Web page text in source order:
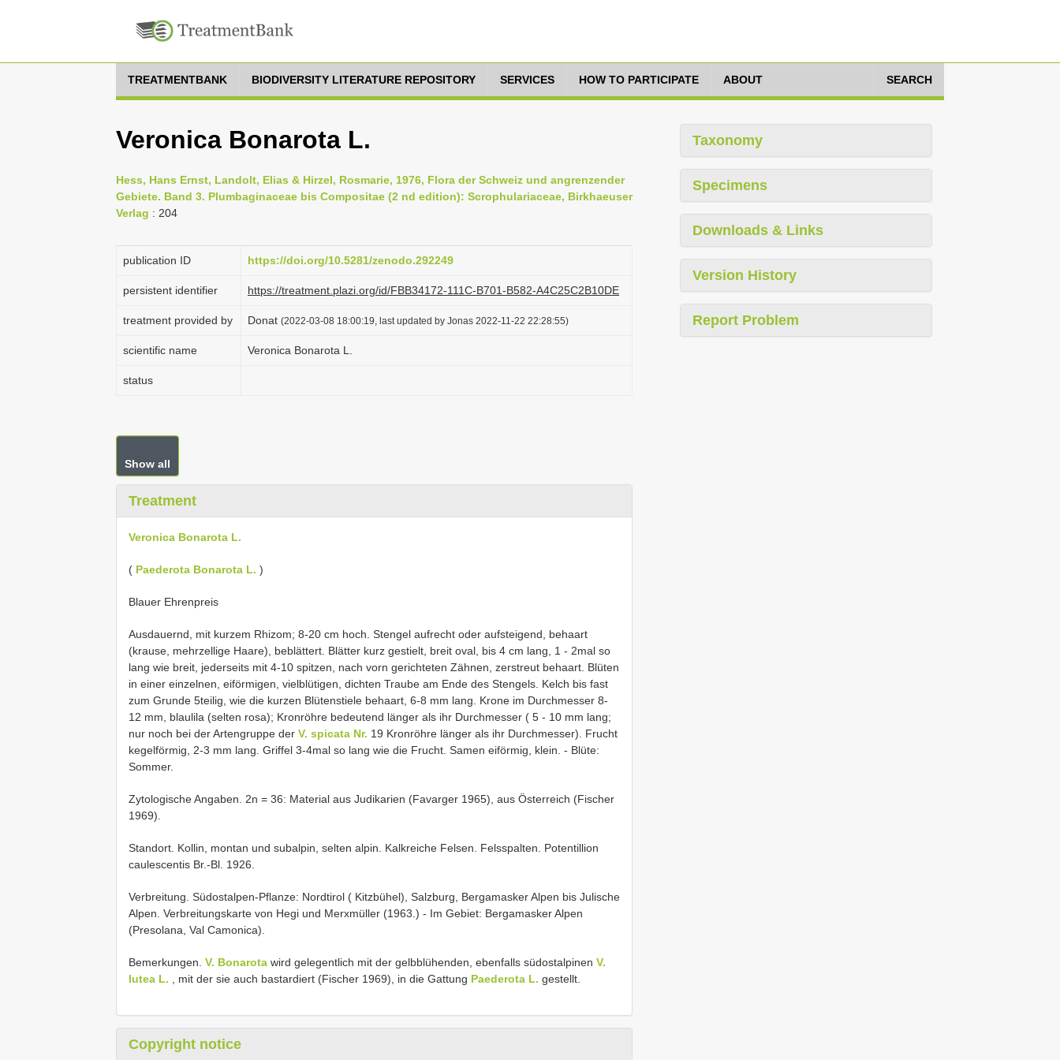
TREATMENTBANK BIODIVERSITY LITERATURE REPOSITORY SERVICES HOW TO PARTICIPATE ABOUT SEARCH
Veronica Bonarota L.
Hess, Hans Ernst, Landolt, Elias & Hirzel, Rosmarie, 1976, Flora der Schweiz und angrenzender
Gebiete. Band 3. Plumbaginaceae bis Compositae (2 nd edition): Scrophulariaceae, Birkhaeuser
Verlag : 204
publication ID https://doi.org/10.5281/zenodo.292249
persistent identifier https://treatment.plazi.org/id/FBB34172-111C-B701-B582-A4C25C2B10DE
treatment provided by Donat (2022-03-08 18:00:19, last updated by Jonas 2022-11-22 22:28:55)
scientific name Veronica Bonarota L.
status
Show all
Treatment
Veronica Bonarota L.
( Paederota Bonarota L. )
Blauer Ehrenpreis
Ausdauernd, mit kurzem Rhizom; 8-20 cm hoch. Stengel aufrecht oder aufsteigend, behaart
(krause, mehrzellige Haare), beblättert. Blätter kurz gestielt, breit oval, bis 4 cm lang, 1 - 2mal so
lang wie breit, jederseits mit 4-10 spitzen, nach vorn gerichteten Zähnen, zerstreut behaart. Blüten
in einer einzelnen, eiförmigen, vielblütigen, dichten Traube am Ende des Stengels. Kelch bis fast
zum Grunde 5teilig, wie die kurzen Blütenstiele behaart, 6-8 mm lang. Krone im Durchmesser 8-
12 mm, blaulila (selten rosa); Kronröhre bedeutend länger als ihr Durchmesser ( 5 - 10 mm lang;
nur noch bei der Artengruppe der V. spicata Nr. 19 Kronröhre länger als ihr Durchmesser). Frucht
kegelförmig, 2-3 mm lang. Griffel 3-4mal so lang wie die Frucht. Samen eiförmig, klein. - Blüte:
Sommer.
Zytologische Angaben. 2n = 36: Material aus Judikarien (Favarger 1965), aus Österreich (Fischer
1969).
Standort. Kollin, montan und subalpin, selten alpin. Kalkreiche Felsen. Felsspalten. Potentillion
caulescentis Br.-Bl. 1926.
Verbreitung. Südostalpen-Pflanze: Nordtirol ( Kitzbühel), Salzburg, Bergamasker Alpen bis Julische
Alpen. Verbreitungskarte von Hegi und Merxmüller (1963.) - Im Gebiet: Bergamasker Alpen
(Presolana, Val Camonica).
Bemerkungen. V. Bonarota wird gelegentlich mit der gelbblühenden, ebenfalls südostalpinen V.
lutea L. , mit der sie auch bastardiert (Fischer 1969), in die Gattung Paederota L. gestellt.
Copyright notice
Taxonomy
Specimens
Downloads & Links
Version History
Report Problem